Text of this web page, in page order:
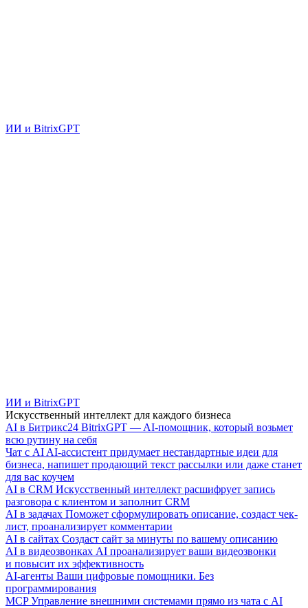
ИИ и BitrixGPT
ИИ и BitrixGPT
Искусственный интеллект для каждого бизнеса
AI в Битрикс24 BitrixGPT — AI-помощник, который возьмет
всю рутину на себя
Чат с AI AI-ассистент придумает нестандартные идеи для
бизнеса, напишет продающий текст рассылки или даже станет
для вас коучем
AI в CRM Искусственный интеллект расшифрует запись
разговора с клиентом и заполнит CRM
AI в задачах Поможет сформулировать описание, создаст чек-
лист, проанализирует комментарии
AI в сайтах Создаст сайт за минуты по вашему описанию
AI в видеозвонках AI проанализирует ваши видеозвонки
и повысит их эффективность
AI-агенты Ваши цифровые помощники. Без
программирования
MCP Управление внешними системами прямо из чата с AI